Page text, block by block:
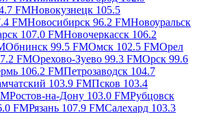
FMНовокузнецк 105.5
FMНовосибирск 96.2 FMНовоуральск
107.0 FMНовочеркасск 106.2
Обнинск 99.5 FMОмск 102.5 FMОрел
FMОрехово-Зуево 99.3 FMОрск 99.6
106.2 FMПетрозаводск 104.7
103.9 FMПсков 103.4
Ростов-на-Дону 103.0 FMРубцовск
FMРязань 107.9 FMСалехард 103.3